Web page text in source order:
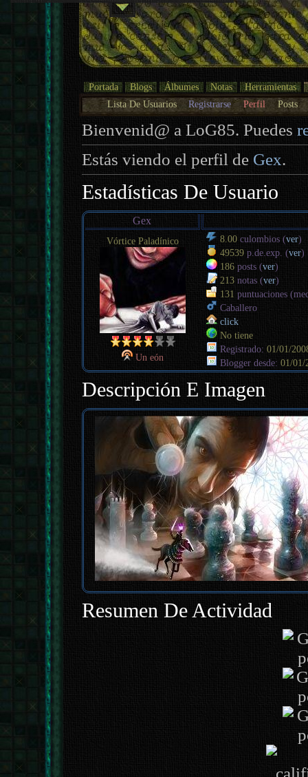
Portada Blogs Álbumes Notas
Herramientas
Lista De Usuarios
Registrarse Perfil Posts
Bienvenid@ a LoG85. Puedes
Estás viendo el perfil de Gex.
Estadísticas De Usuario
Gex
Vórtice Paladínico
Un eón
8.00culombios (ver)
49539p.de.exp. (ver)
186posts (ver)
213notas (ver)
131 puntuaciones
Caballero
click
No tiene
Registrado: 01/01/
Blogger desde: 01/01/
Descripción E Imagen
Resumen De Actividad